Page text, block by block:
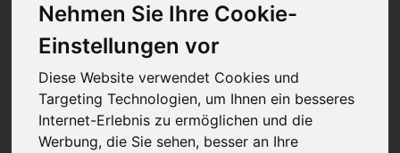
Nehmen Sie Ihre Cookie-
Einstellungen vor
Diese Website verwendet Cookies und
Targeting Technologien, um Ihnen ein besseres
Internet-Erlebnis zu ermöglichen und die
Werbung, die Sie sehen, besser an Ihre